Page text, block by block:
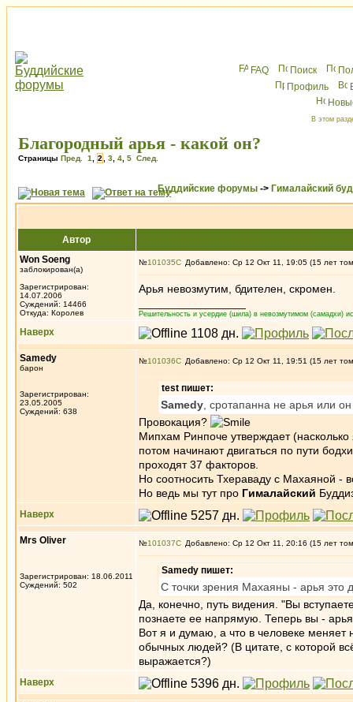
FAQ Поиск
Профиль
В этом
Благородный арья - какой он?
Страницы Пред. 1 2 3 4 5 След.
Буддийские форумы -> Гималайский
Автор
Won Soeng
заблокирован(а)
Зарегистрирован:
14.07.2006
Суждений: 14466
Откуда: Королев
№101035 Добавлено: Ср 12 Окт 11, 19:05 (15 лет
Арья невозмутим, бдителен, скромен.
Решительность и усердие (шила) в невозмутимом (самадхи)
Наверх
Samedy
барон
Зарегистрирован:
23.05.2005
Суждений: 638
№101036 Добавлено: Ср 12 Окт 11, 19:51 (15 лет
test пишет:
Samedy , сротапанна не арья или
Провокация?
Мипхам Ринпоче утверждает
потом начинают двигаться по пути
проходят 37 факторов.
Но соотносить Тхераваду с Махаяной -
Но ведь мы тут про Гималайский
Наверх
Mrs Oliver
Зарегистрирован: 18.06.2011
Суждений: 502
№101037 Добавлено: Ср 12 Окт 11, 20:16 (15 лет
Samedy пишет:
С точки зрения Махаяны - арья это
Да, конечно, путь видения. "Вы
познаете ее напрямую. Теперь вы -
Вот я и думаю, а что в человеке меняет
обычных людей? (В цитате, с которой
выражается?)
Наверх